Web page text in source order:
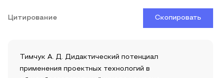
Цитирование Скопировать
Тимчук А. Д. Дидактический потенциал
применения проектных технологий в